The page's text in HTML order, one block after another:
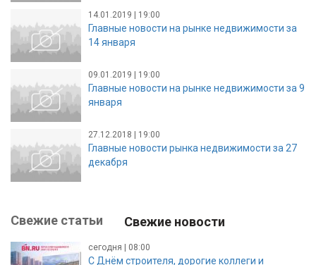
14.01.2019 | 19:00
Главные новости на рынке недвижимости за
14 января
09.01.2019 | 19:00
Главные новости на рынке недвижимости за 9
января
27.12.2018 | 19:00
Главные новости рынка недвижимости за 27
декабря
Свежие статьи Свежие новости
сегодня | 08:00
С Днём строителя, дорогие коллеги и